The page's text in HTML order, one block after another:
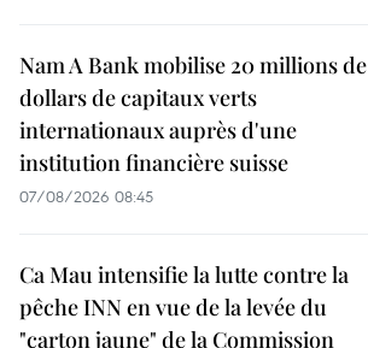
Nam A Bank mobilise 20 millions de
dollars de capitaux verts
internationaux auprès d'une
institution financière suisse
07/08/2026 08:45
Ca Mau intensifie la lutte contre la
pêche INN en vue de la levée du
"carton jaune" de la Commission